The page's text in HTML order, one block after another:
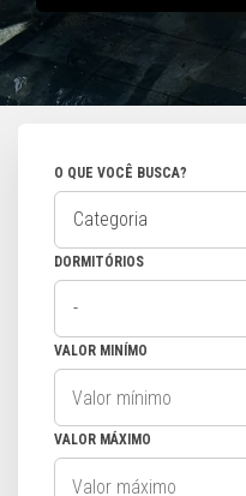
O QUE VOCÊ BUSCA?
Categoria
DORMITÓRIOS
-
VALOR MINÍMO
VALOR MÁXIMO